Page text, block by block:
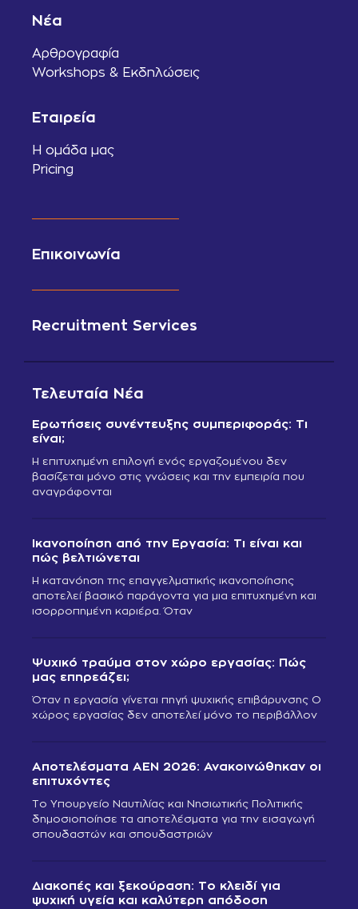
Νέα
Αρθρογραφία
Workshops & Εκδηλώσεις
Εταιρεία
Η ομάδα μας
Pricing
Επικοινωνία
Recruitment Services
Τελευταία Νέα
Ερωτήσεις συνέντευξης συμπεριφοράς: Τι
είναι;
Η επιτυχημένη επιλογή ενός εργαζομένου δεν
βασίζεται μόνο στις γνώσεις και την εμπειρία που
αναγράφονται
Ικανοποίηση από την Εργασία: Τι είναι και
πώς βελτιώνεται
Η κατανόηση της επαγγελματικής ικανοποίησης
αποτελεί βασικό παράγοντα για μια επιτυχημένη και
ισορροπημένη καριέρα. Όταν
Ψυχικό τραύμα στον χώρο εργασίας: Πώς
μας επηρεάζει;
Όταν η εργασία γίνεται πηγή ψυχικής επιβάρυνσης Ο
χώρος εργασίας δεν αποτελεί μόνο το περιβάλλον
Αποτελέσματα ΑΕΝ 2026: Ανακοινώθηκαν οι
επιτυχόντες
Το Υπουργείο Ναυτιλίας και Νησιωτικής Πολιτικής
δημοσιοποίησε τα αποτελέσματα για την εισαγωγή
σπουδαστών και σπουδαστριών
Διακοπές και ξεκούραση: Το κλειδί για
ψυχική υγεία και καλύτερη απόδοση